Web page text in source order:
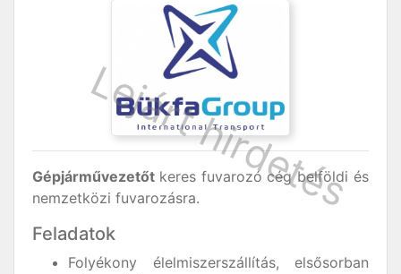
Gépjárművezetőt keres fuvarozó cég belföldi és
nemzetközi fuvarozásra.
Feladatok
Folyékony élelmiszerszállítás, elsősorban